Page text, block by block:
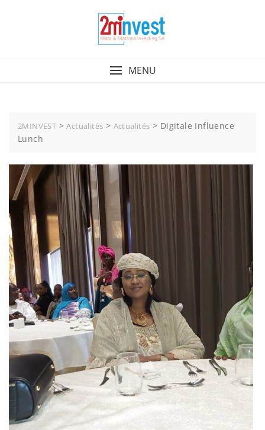
MENU
2MINVEST >Actualités > Actualités > Digitale Influence
Lunch